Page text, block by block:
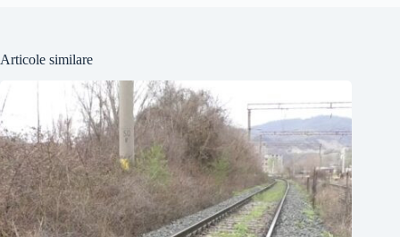
Articole similare